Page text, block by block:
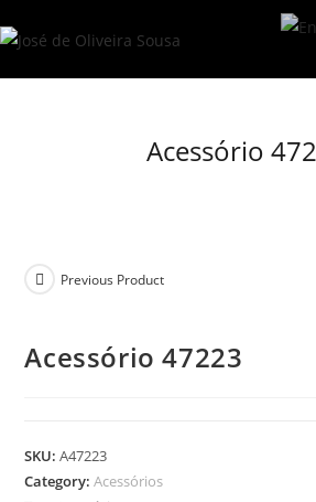
to
Acessório
Previous Product
Acessório 47223
SKU:A47223
Category:Acessórios